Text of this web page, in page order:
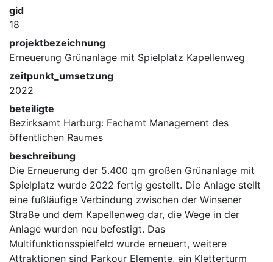
gid
18
projektbezeichnung
Erneuerung Grünanlage mit Spielplatz Kapellenweg
zeitpunkt_umsetzung
2022
beteiligte
Bezirksamt Harburg: Fachamt Management des
öffentlichen Raumes
beschreibung
Die Erneuerung der 5.400 qm großen Grünanlage mit
Spielplatz wurde 2022 fertig gestellt. Die Anlage stellt
eine fußläufige Verbindung zwischen der Winsener
Straße und dem Kapellenweg dar, die Wege in der
Anlage wurden neu befestigt. Das
Multifunktionsspielfeld wurde erneuert, weitere
Attraktionen sind Parkour Elemente, ein Kletterturm